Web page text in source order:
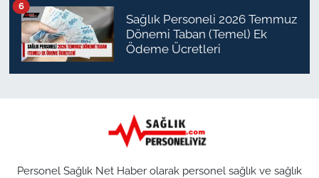
Sağlık Personeli 2026 Temmuz
Dönemi Taban (Temel) Ek
Ödeme Ücretleri
6
Personel Sağlık Net Haber olarak personel sağlık ve sağlık